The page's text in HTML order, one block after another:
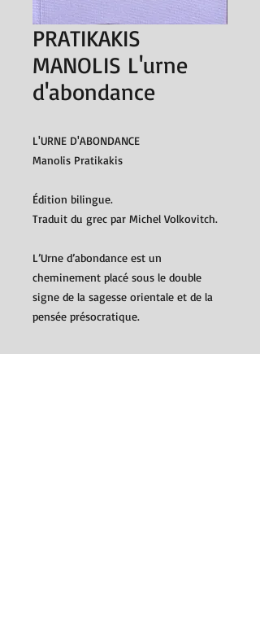
PRATIKAKIS
MANOLIS L'urne
d'abondance
L'URNE D'ABONDANCE
Manolis Pratikakis
Édition bilingue.
Traduit du grec par Michel Volkovitch.
L’Urne d’abondance est un
cheminement placé sous le double
signe de la sagesse orientale et de la
pensée présocratique.